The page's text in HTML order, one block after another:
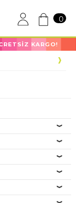
0
KARGO!